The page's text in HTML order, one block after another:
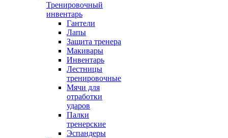
Тренировочный
инвентарь
Гантели
Лапы
Защита тренера
Макивары
Инвентарь
Лестницы
тренировочные
Мячи для
отработки
ударов
Палки
тренерские
Эспандеры